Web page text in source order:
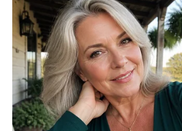
Lava dolazi sa toplinom, divljenjem i
poštovanjem – onim što Lav u ljubavi
Ovaj susret se često dešava u
okupljanjima, proslavama, u atmosferi
ispod te spoljašnje lakoće krije se
povezanost. Lav oseća da je viđen,
uslova. Nema potrebe za glumom,